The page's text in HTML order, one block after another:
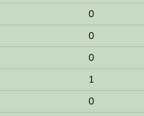
0
0
0
1
0